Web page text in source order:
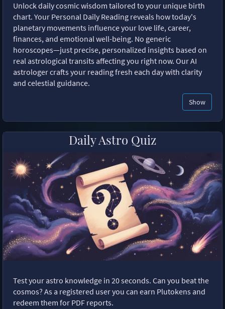
Unlock daily cosmic wisdom tailored to your unique birth
chart. Your Personal Daily Reading reveals how today's
planetary movements influence your love life, career,
finances, and emotional well-being. No generic
horoscopes—just precise, personalized insights based on
real astrological transits affecting you right now. Our AI
astrologer crafts your reading fresh each day with clarity
and celestial guidance.
Show
Daily Astro Quiz
Test your astro knowledge in 20 seconds. Can you beat the
cosmos? As a registered user you can earn Plutokens and
redeem them for PDF reports.